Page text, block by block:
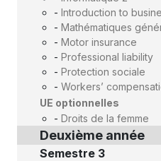
- Introduction to
- Mathématiques
- Motor insurance
- Professional liability
- Protection sociale
- Workers’
UE optionnelles
- Droits de la femme
Deuxième année
Semestre 3